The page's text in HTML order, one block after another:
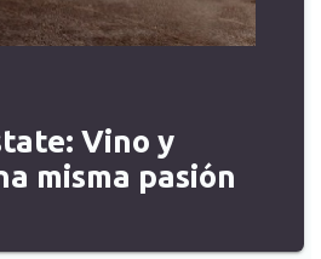
Vino y
misma pasión